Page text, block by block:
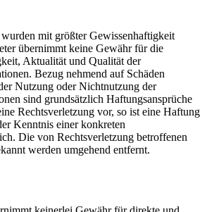
mit größter Gewissenhaftigkeit
übernimmt keine Gewähr für die
Aktualität und Qualität der
Bezug nehmend auf Schäden
Nutzung oder Nichtnutzung der
sind grundsätzlich Haftungsansprüche
Rechtsverletzung vor, so ist eine Haftung
Kenntnis einer konkreten
Die von Rechtsverletzung betroffenen
werden umgehend entfernt.